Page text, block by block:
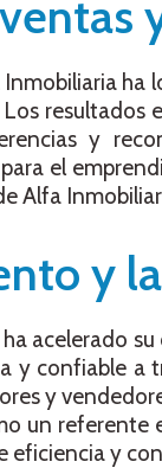
Inmobiliaria ha
resultados
y
el
Alfa
y
acelerado
y confiable a
y
un
eficiencia y